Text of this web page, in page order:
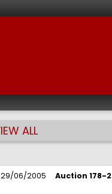
ALL
29/06/2005 Auction 178-2